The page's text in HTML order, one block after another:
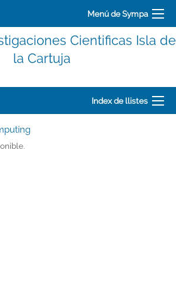
Menú de Sympa
Cientificas Isla de
la Cartuja
Index de llistes